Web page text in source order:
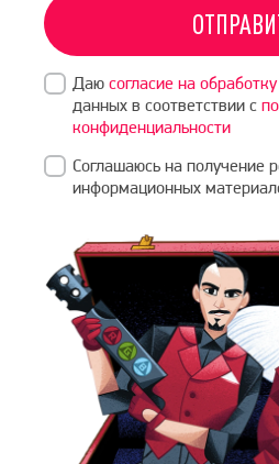
Даю согласие на обработку
данных в соответствии с
конфиденциальности
Соглашаюсь на получение
информационных